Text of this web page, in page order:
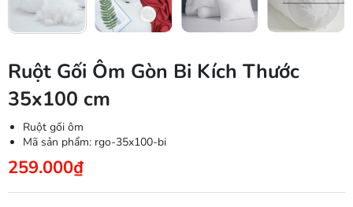
Ruột Gối Ôm Gòn Bi Kích Thước
35x100 cm
Ruột gối ôm
Mã sản phẩm: rgo-35x100-bi
259.000₫